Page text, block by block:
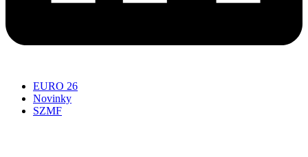
EURO 26
Novinky
SZMF